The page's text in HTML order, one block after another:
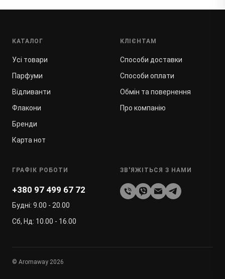
КАТАЛОГ
Усі товари
Парфуми
Відливанти
Флакони
Бренди
Карта нот
КЛІЄНТАМ
Способи доставки
Способи оплати
Обмін та повернення
Про компанію
ГРАФІК РОБОТИ
+380 97 499 67 72
Будні: 9.00 - 20.00
Сб, Нд: 10.00 - 16.00
ЗВ'ЯЖІТЬСЯ З НАМИ
© Aromaway 2026